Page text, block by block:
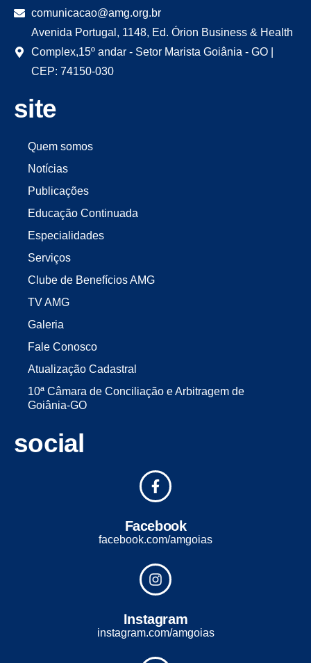
comunicacao@amg.org.br
Avenida Portugal, 1148, Ed. Órion Business & Health
Complex,15º andar - Setor Marista Goiânia - GO |
CEP: 74150-030
site
Quem somos
Notícias
Publicações
Educação Continuada
Especialidades
Serviços
Clube de Benefícios AMG
TV AMG
Galeria
Fale Conosco
Atualização Cadastral
10ª Câmara de Conciliação e Arbitragem de
Goiânia-GO
social
Facebook
facebook.com/amgoias
Instagram
instagram.com/amgoias